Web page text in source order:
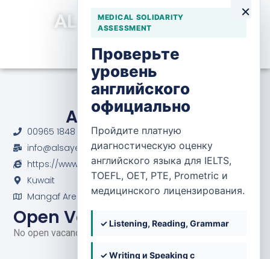
×
MEDICAL SOLIDARITY
ASSESSMENT
Проверьте
уровень
английского
официально
Пройдите платную
диагностическую оценку
английского языка для IELTS,
TOEFL, OET, PTE, Prometric и
медицинского лицензирования.
✓ Listening, Reading, Grammar
✓ Writing и Speaking с
AL SAYEGH CLINIC
Al Sayegh Clinic
00965 1848 382 / 965 9751 9590
info@alsayeghclinic.com
https://www.facebook.com/alsayeghclinic/
Kuwait
Mangaf Area
Open Vacancies
No open vacancies at the moment.